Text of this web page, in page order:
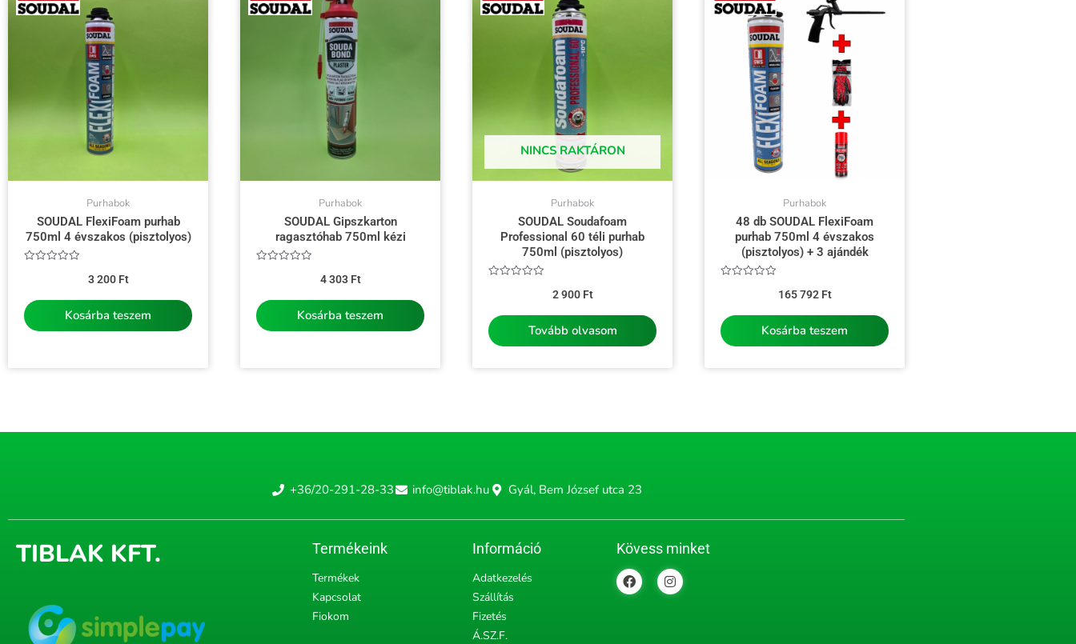
Purhabok
SOUDAL FlexiFoam purhab
750ml 4 évszakos (pisztolyos)
3 200 Ft
Kosárba teszem
Purhabok
SOUDAL Gipszkarton
ragasztóhab 750ml kézi
4 303 Ft
Kosárba teszem
NINCS RAKTÁRON
Purhabok
SOUDAL Soudafoam
Professional 60 téli purhab
750ml (pisztolyos)
2 900 Ft
Tovább olvasom
Purhabok
48 db SOUDAL FlexiFoam
purhab 750ml 4 évszakos
(pisztolyos) + 3 ajándék
165 792 Ft
Kosárba teszem
+36/20-291-28-33 info@tiblak.hu Gyál, Bem József utca 23
TIBLAK KFT. Termékeink
Termékek
Kapcsolat
Fiokom
Információ
Adatkezelés
Szállítás
Fizetés
Á.SZ.F.
Kövess minket
F
a
c
I
n
s